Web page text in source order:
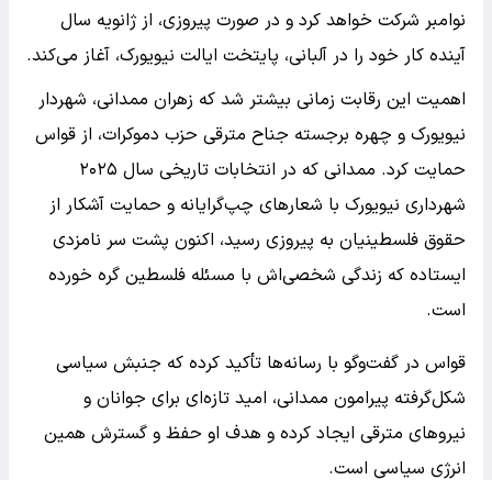
نوامبر شرکت خواهد کرد و در صورت پیروزی، از ژانویه سال
آینده کار خود را در آلبانی، پایتخت ایالت نیویورک، آغاز می‌کند.
اهمیت این رقابت زمانی بیشتر شد که زهران ممدانی، شهردار
نیویورک و چهره برجسته جناح مترقی حزب دموکرات، از قواس
حمایت کرد. ممدانی که در انتخابات تاریخی سال ۲۰۲۵
شهرداری نیویورک با شعارهای چپ‌گرایانه و حمایت آشکار از
حقوق فلسطینیان به پیروزی رسید، اکنون پشت سر نامزدی
ایستاده که زندگی شخصی‌اش با مسئله فلسطین گره خورده
است.
قواس در گفت‌وگو با رسانه‌ها تأکید کرده که جنبش سیاسی
شکل‌گرفته پیرامون ممدانی، امید تازه‌ای برای جوانان و
نیروهای مترقی ایجاد کرده و هدف او حفظ و گسترش همین
انرژی سیاسی است.